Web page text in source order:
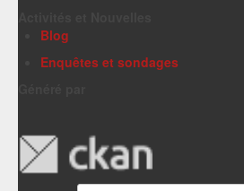
Blog
Enquêtes et sondages